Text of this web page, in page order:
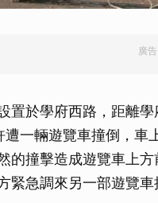
廣
置於學府西路，距離
一輛遊覽車撞倒，車
的撞擊造成遊覽車上
緊急調來另一部遊覽車